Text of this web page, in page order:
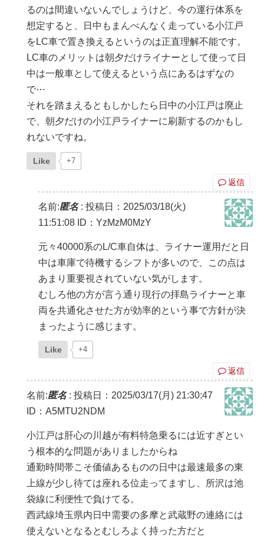
るのは間違いないんでしょうけど、今の運行体系を
想定すると、日中もまんべんなく走っている小江戸
をLC車で置き換えるというのは正直理解不能です。
LC車のメリットは朝夕だけライナーとして使って日
中は一般車として使えるという点にあるはずなの
で⋯
それを踏まえるともしかしたら日中の小江戸は廃止
で、朝夕だけの小江戸ライナーに刷新するのかもし
れないですね。
Like +7
返信
名前:匿名: 投稿日：2025/03/18(火)
11:51:08 ID：YzMzM0MzY
元々40000系のL/C車自体は、ライナー運用だと日
中は車庫で待機するシフトが多いので、この点は
あまり重要視されていない気がします。
むしろ他の方が言う通り現行の拝島ライナーと車
両を共通化させた方が効率的という事で方針が決
まったように感じます。
Like +4
返信
名前:匿名: 投稿日：2025/03/17(月) 21:30:47
ID：A5MTU2NDM
小江戸は肝心の川越が有料特急乗るには近すぎとい
う根本的な問題がありましたからね
通勤時間帯こそ価値あるものの日中は最速最多の東
上線が少し待ては座れる位走ってますし、所沢は池
袋線に利便性で負けてる。
西武線埼玉県内日中需要の多摩と武蔵野の連絡には
使えないとなるとむしろよく持った方だと